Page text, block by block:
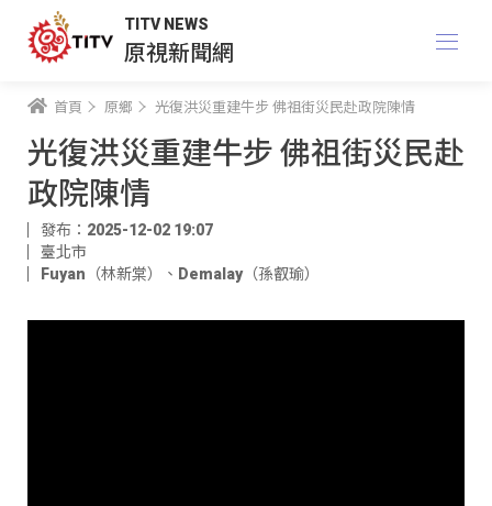
TITV NEWS
原視新聞網
首頁 原鄉 光復洪災重建牛步 佛祖街災民赴政院陳情
光復洪災重建牛步 佛祖街災民赴
政院陳情
發布：2025-12-02 19:07
臺北市
Fuyan（林新棠）
、 Demalay（孫叡瑜）